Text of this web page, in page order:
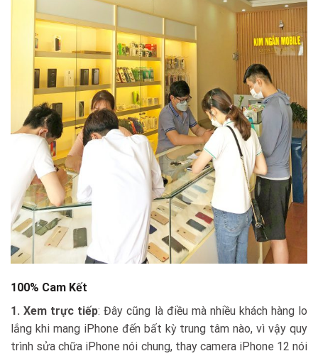
100% Cam Kết
1. Xem trực tiếp: Đây cũng là điều mà nhiều khách hàng lo
lắng khi mang iPhone đến bất kỳ trung tâm nào, vì vậy quy
trình sửa chữa iPhone nói chung, thay camera iPhone 12 nói